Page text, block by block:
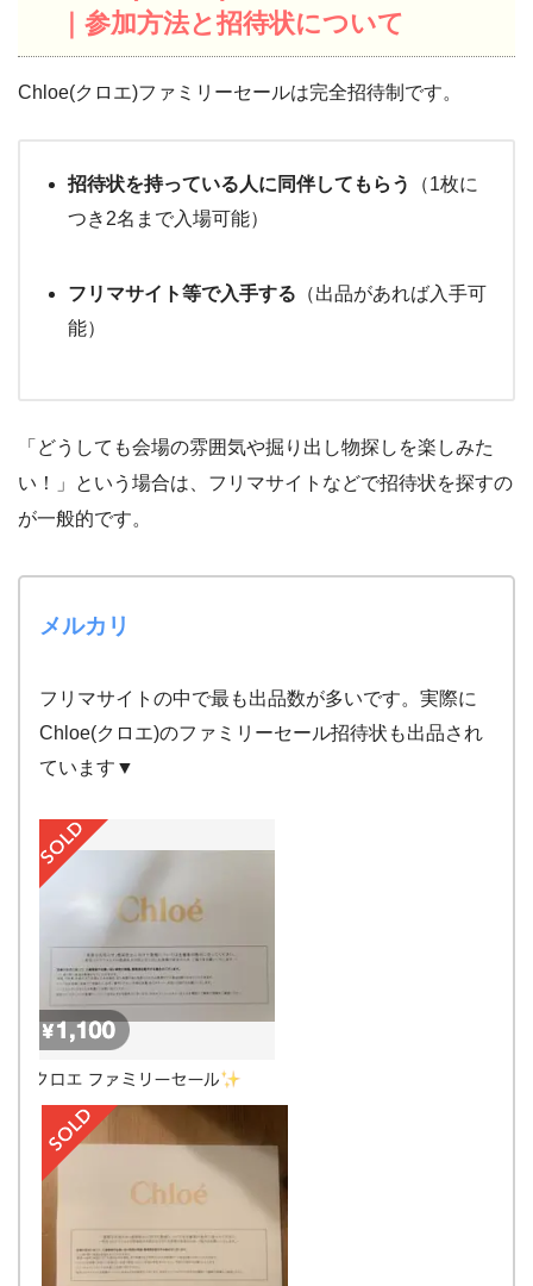
｜参加方法と招待状について
Chloe(クロエ)ファミリーセールは完全招待制です。
招待状を持っている人に同伴してもらう
（1枚に
つき2名まで入場可能）
フリマサイト等で入手する （出品があれば入手可
能）
「どうしても会場の雰囲気や掘り出し物探しを楽しみた
い！」という場合は、フリマサイトなどで招待状を探すの
が一般的です。
メルカリ
フリマサイトの中で最も出品数が多いです。実際に
Chloe(クロエ)のファミリーセール招待状も出品され
ています▼